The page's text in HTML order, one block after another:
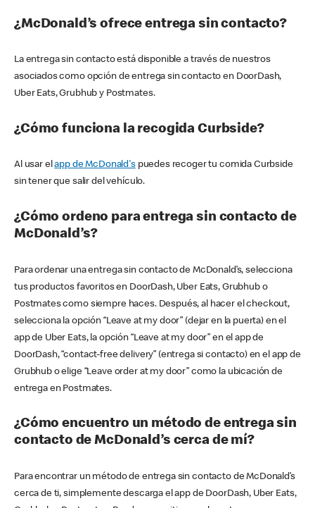
¿McDonald’s ofrece entrega sin contacto?
La entrega sin contacto está disponible a través de nuestros
asociados como opción de entrega sin contacto en DoorDash,
Uber Eats, Grubhub y Postmates.
¿Cómo funciona la recogida Curbside?
Al usar elapp de McDonald'spuedes recoger tu comida Curbside
sin tener que salir del vehículo.
¿Cómo ordeno para entrega sin contacto de
McDonald’s?
Para ordenar una entrega sin contacto de McDonald’s, selecciona
tus productos favoritos en DoorDash, Uber Eats, Grubhub o
Postmates como siempre haces. Después, al hacer el checkout,
selecciona la opción “Leave at my door” (dejar en la puerta) en el
app de Uber Eats, la opción “Leave at my door” en el app de
DoorDash, “contact-free delivery” (entrega si contacto) en el app de
Grubhub o elige “Leave order at my door” como la ubicación de
entrega en Postmates.
¿Cómo encuentro un método de entrega sin
contacto de McDonald’s cerca de mí?
Para encontrar un método de entrega sin contacto de McDonald’s
cerca de ti, simplemente descarga el app de DoorDash, Uber Eats,